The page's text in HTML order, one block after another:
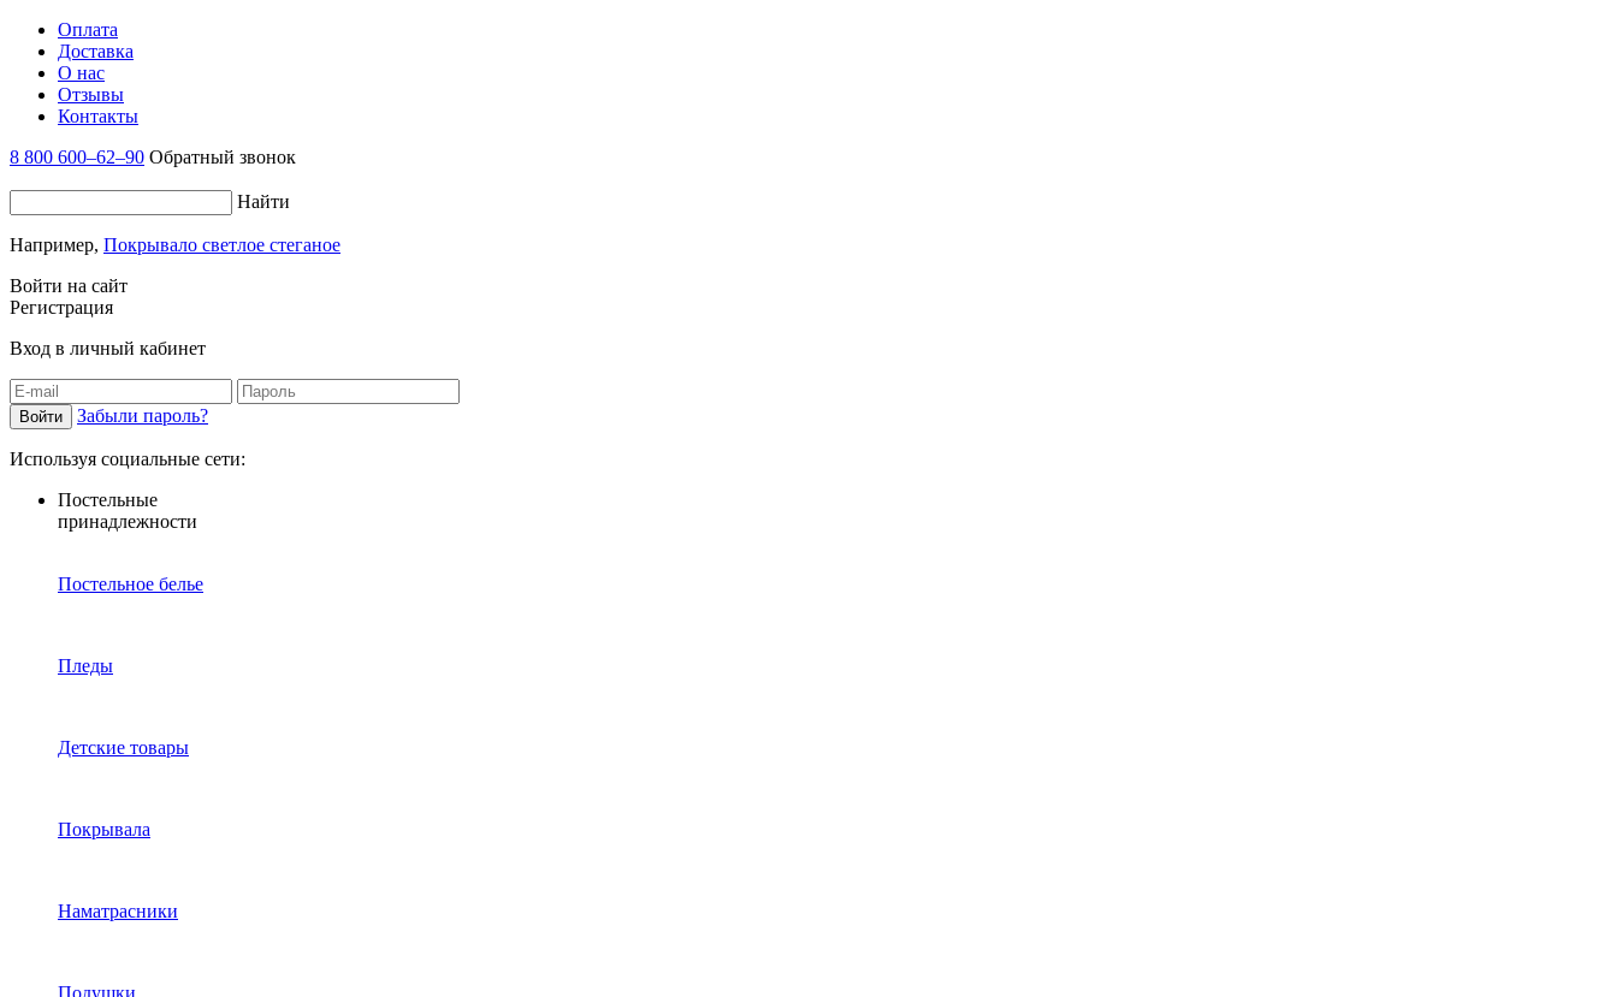
Оплата
Доставка
О нас
Отзывы
Контакты
8 800 600–62–90 Обратный звонок
Найти
Например, Покрывало светлое стеганое
Войти на сайт
Регистрация
Вход в личный кабинет
Забыли пароль?
Используя социальные сети:
Постельные
принадлежности
Постельное белье
Пледы
Детские товары
Покрывала
Наматрасники
Подушки